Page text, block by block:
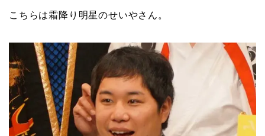
こちらは霜降り明星のせいやさん。